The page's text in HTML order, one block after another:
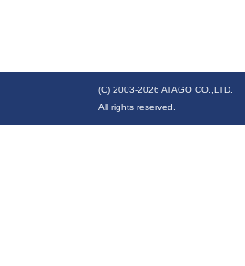
(C) 2003-2026 ATAGO CO.,LTD.
All rights reserved.